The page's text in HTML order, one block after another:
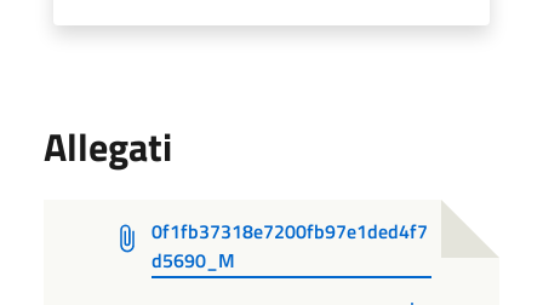
Allegati
0f1fb37318e7200fb97e1ded4f7
d5690_M